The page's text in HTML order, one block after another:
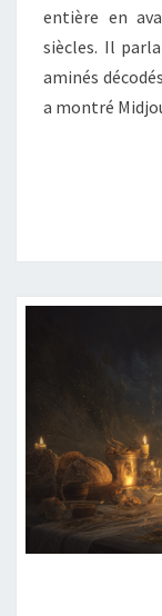
entière en
siècles. Il
aminés
a montré